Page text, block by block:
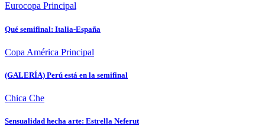
Eurocopa Principal
Qué semifinal: Italia-España
Copa América Principal
(GALERÍA) Perú está en la semifinal
Chica Che
Sensualidad hecha arte: Estrella Neferut